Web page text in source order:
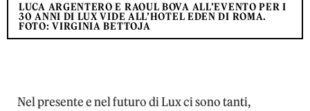
LUCA ARGENTERO E RAOUL BOVA ALL’EVENTO PER I
30 ANNI DI LUX VIDE ALL’HOTEL EDEN DI ROMA.
FOTO: VIRGINIA BETTOJA
Nel presente e nel futuro di Lux ci sono tanti,